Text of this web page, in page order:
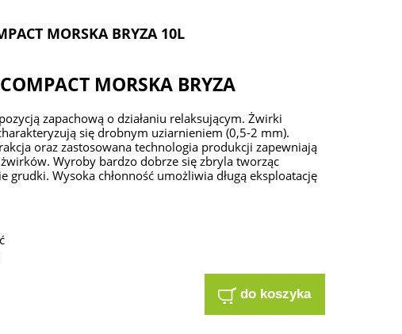
MORSKA BRYZA 10L
MORSKA BRYZA
zapachową o działaniu relaksującym. Żwirki
się drobnym uziarnieniem (0,5-2 mm).
oraz zastosowana technologia produkcji zapewniają
Wyroby bardzo dobrze się zbryla tworząc
grudki. Wysoka chłonność umożliwia długą eksploatację
do koszyka